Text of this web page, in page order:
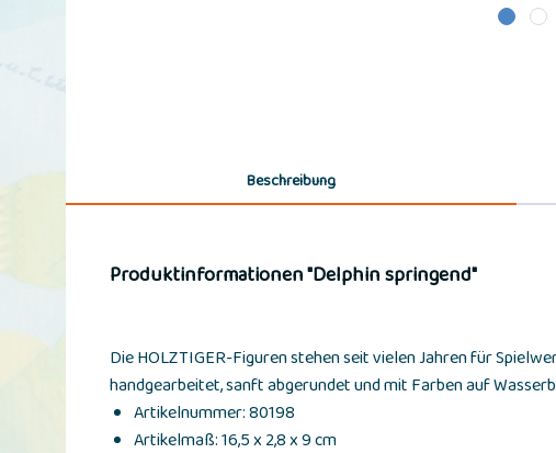
Beschreibung
Produktinformationen "Delphin springend"
Die HOLZTIGER-Figuren stehen seit vielen Jahren für
handgearbeitet, sanft abgerundet und mit Farben auf
Artikelnummer: 80198
Artikelmaß: 16,5 x 2,8 x 9 cm